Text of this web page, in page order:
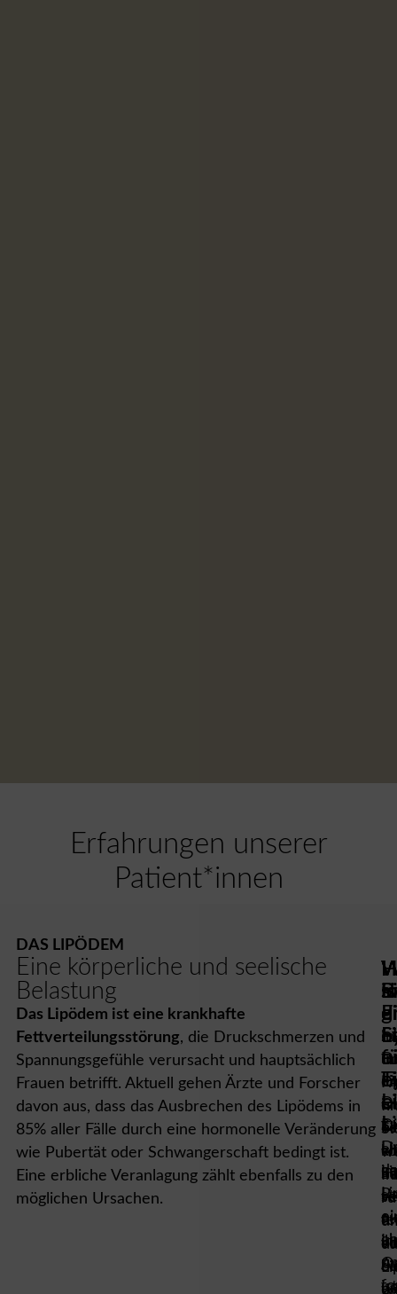
Erfahrungen unserer
Patient*innen
DAS LIPÖDEM
Eine körperliche und seelische
Belastung
Das Lipödem ist eine krankhafte
Fettverteilungsstörung, die Druckschmerzen und
Spannungsgefühle verursacht und hauptsächlich
Frauen betrifft. Aktuell gehen Ärzte und Forscher
davon aus, dass das Ausbrechen des Lipödems in
85% aller Fälle durch eine hormonelle Veränderung
wie Pubertät oder Schwangerschaft bedingt ist.
Eine erbliche Veranlagung zählt ebenfalls zu den
möglichen Ursachen.
ist
In
im
ist
In